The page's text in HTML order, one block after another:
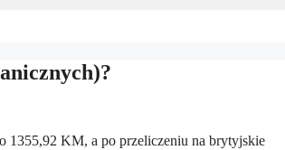
1355,92 KM, a po przeliczeniu na brytyjskie